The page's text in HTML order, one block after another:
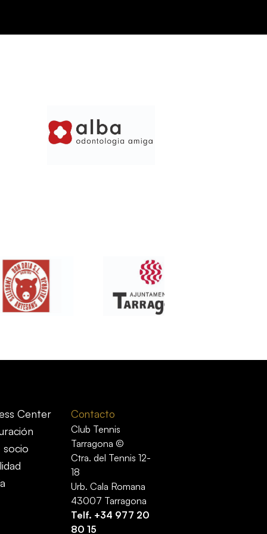
Center
socio
Contacto
Club Tennis
Tarragona ©
Ctra. del Tennis 12-
18
Urb. Cala Romana
43007 Tarragona
Telf. +34 977 20
80 15